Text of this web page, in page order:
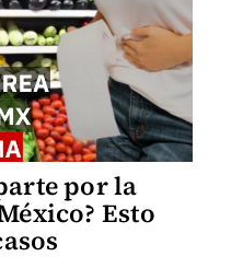
por la
Esto